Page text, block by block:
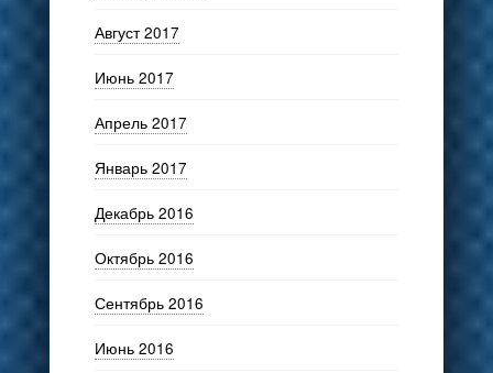
Август 2017
Июнь 2017
Апрель 2017
Январь 2017
Декабрь 2016
Октябрь 2016
Сентябрь 2016
Июнь 2016